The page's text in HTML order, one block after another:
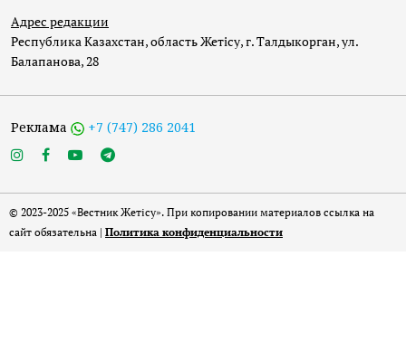
Адрес редакции
Республика Казахстан, область Жетісу, г. Талдыкорган, ул.
Балапанова, 28
Реклама +7 (747) 286 2041
© 2023-2025 «Вестник Жетісу». При копировании материалов ссылка на
сайт обязательна | Политика конфиденциальности